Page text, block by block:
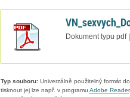
Dokument typu pdf
Typ souboru:Univerzálně použitelný formát
tisknout jej lze např. v programu Adobe Reader